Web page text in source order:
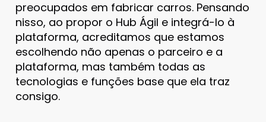
preocupados em fabricar carros. Pensando
nisso, ao propor o Hub Ágil e integrá-lo à
plataforma, acreditamos que estamos
escolhendo não apenas o parceiro e a
plataforma, mas também todas as
tecnologias e funções base que ela traz
consigo.